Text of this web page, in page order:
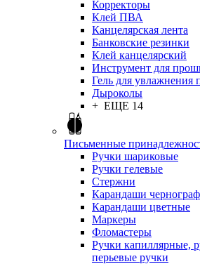
Корректоры
Клей ПВА
Канцелярская лента
Банковские резинки
Клей канцелярский
Инструмент для
Гель для увлажнения
Дыроколы
+ ЕЩЕ 14
Письменные
Ручки шариковые
Ручки гелевые
Стержни
Карандаши
Карандаши цветные
Маркеры
Фломастеры
Ручки капиллярные,
перьевые ручки